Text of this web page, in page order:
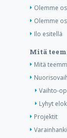
Olemme
Olemme
Ilo esitellä
Mitä
Mitä
Vaihto-
Lyhyt
Projektit